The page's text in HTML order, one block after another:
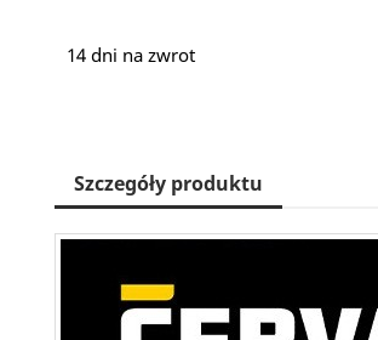
14 dni na zwrot
Szczegóły produktu